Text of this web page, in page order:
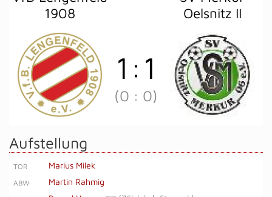
1908
Oelsnitz II
1 : 1
(0 : 0)
Aufstellung
TOR Marius Milek
ABW
Martin Rahmig